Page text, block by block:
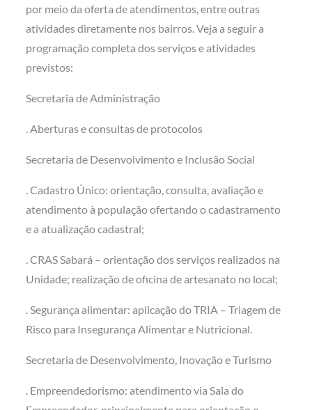
por meio da oferta de atendimentos, entre outras
atividades diretamente nos bairros. Veja a seguir a
programação completa dos serviços e atividades
previstos:
Secretaria de Administração
. Aberturas e consultas de protocolos
Secretaria de Desenvolvimento e Inclusão Social
. Cadastro Único: orientação, consulta, avaliação e
atendimento à população ofertando o cadastramento
e a atualização cadastral;
. CRAS Sabará – orientação dos serviços realizados na
Unidade; realização de oficina de artesanato no local;
. Segurança alimentar: aplicação do TRIA – Triagem de
Risco para Insegurança Alimentar e Nutricional.
Secretaria de Desenvolvimento, Inovação e Turismo
. Empreendedorismo: atendimento via Sala do